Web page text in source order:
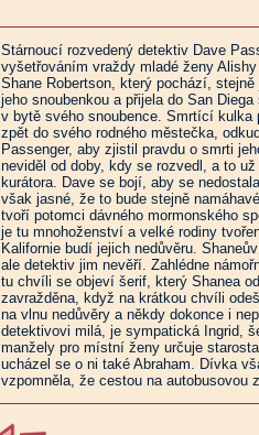
Stárnoucí rozvedený detektiv Dave
vyšetřováním vraždy mladé ženy
Shane Robertson, který pochází,
jeho snoubenkou a přijela do San
v bytě svého snoubence. Smrtící
zpět do svého rodného městečka,
Passenger, aby zjistil pravdu o smrti
neviděl od doby, kdy se rozvedl, a to
kurátora. Dave se bojí, aby se
však jasné, že to bude stejně
tvoří potomci dávného mormonského
je tu mnohoženství a velké rodiny
Kalifornie budí jejich nedůvěru.
ale detektiv jim nevěří. Zahlédne
tu chvíli se objeví šerif, který Shanea
zavražděna, když na krátkou chvíli
na vlnu nedůvěry a někdy dokonce i
detektivovi milá, je sympatická Ingrid,
manžely pro místní ženy určuje
ucházel se o ni také Abraham. Dívka
vzpomněla, že cestou na autobusovou